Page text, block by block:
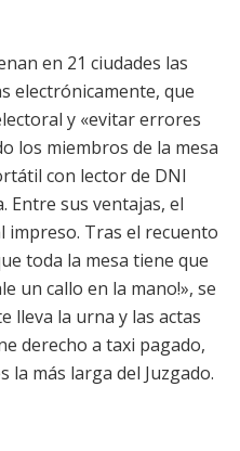
en 21 ciudades las
electrónicamente, que
y «evitar errores
los miembros de la mesa
con lector de DNI
Entre sus ventajas, el
Tras el recuento
toda la mesa tiene que
un callo en la mano!», se
lleva la urna y las actas
derecho a taxi pagado,
la más larga del Juzgado.